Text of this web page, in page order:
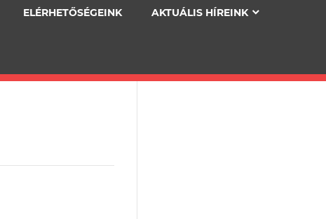
ELÉRHETŐSÉGEINK AKTUÁLIS HÍREINK